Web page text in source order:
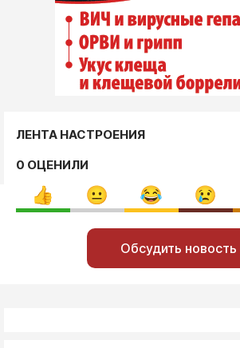
ЛЕНТА НАСТРОЕНИЯ
0 ОЦЕНИЛИ
Обсудить новость